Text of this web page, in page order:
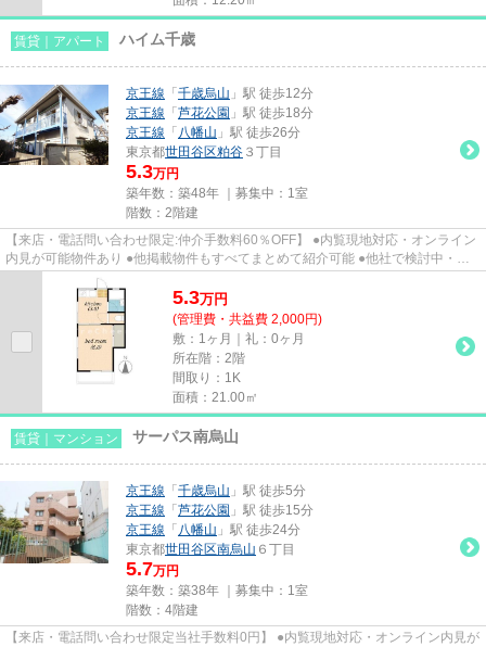
賃貸｜アパート ハイム千歳
京王線 「 千歳烏山 」駅 徒歩12分
京王線 「 芦花公園 」駅 徒歩18分
京王線 「 八幡山 」駅 徒歩26分
東京都世田谷区粕谷 ３丁目
5.3万円
築年数：築48年 ｜募集中： 1室
階数：2階建
【来店・電話問い合わせ限定:仲介手数料60％OFF】 ●内覧現地対応・オンライン
内見が可能物件あり ●他掲載物件もすべてまとめて紹介可能 ●他社で検討中・申
込み済みのお客様、初期費用...
5.3万円
(管理費・共益費 2,000円)
敷：1ヶ月｜礼：0ヶ月
所在階：2階
間取り：1K
面積：21.00㎡
賃貸｜マンション サーパス南烏山
京王線 「 千歳烏山 」駅 徒歩5分
京王線 「 芦花公園 」駅 徒歩15分
京王線 「 八幡山 」駅 徒歩24分
東京都世田谷区南烏山 ６丁目
5.7万円
築年数：築38年 ｜募集中： 1室
階数：4階建
【来店・電話問い合わせ限定当社手数料0円】 ●内覧現地対応・オンライン内見が